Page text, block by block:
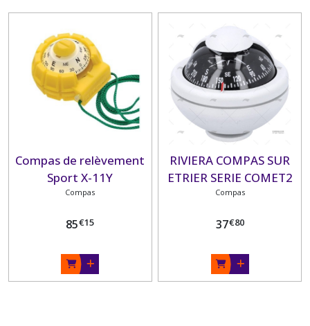
Compas de relèvement
Sport X-11Y
Compas
85€15
RIVIERA COMPAS SUR
ETRIER SERIE COMET2
Compas
37€80